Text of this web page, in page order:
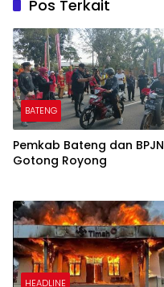
Pos Terkait
BATENG
Pemkab Bateng dan BPJN
Gotong Royong
HEADLINE